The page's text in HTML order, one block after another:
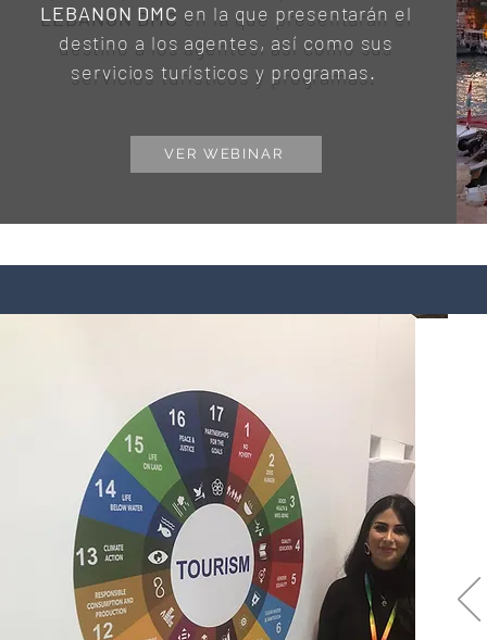
LEBANON DMC en la que presentarán el
destino a los agentes, así como sus
servicios turísticos y programas.
VER WEBINAR